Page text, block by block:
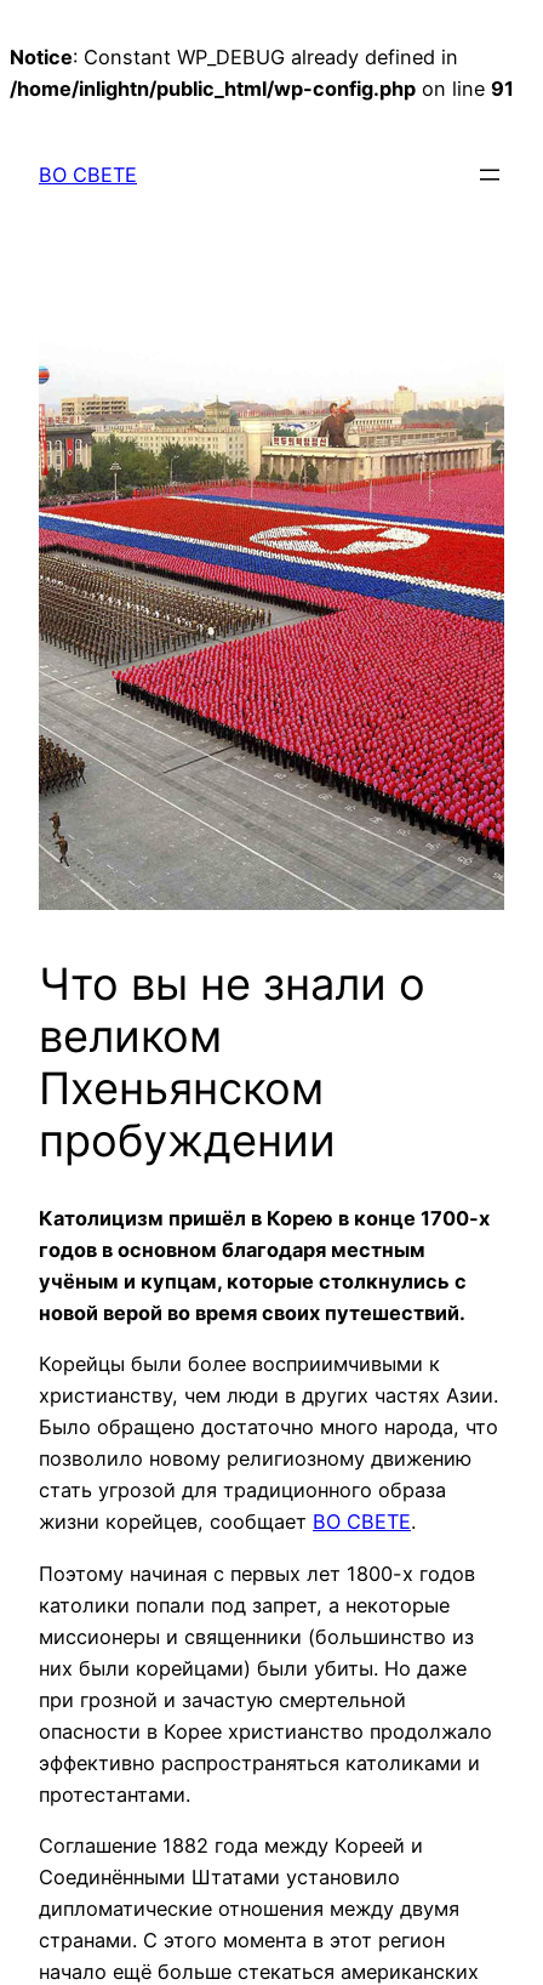
Notice: Constant WP_DEBUG already defined in
/home/inlightn/public_html/wp-config.php on line 91
содержимому
ВО СВЕТЕ
Что вы не знали о
великом
Пхеньянском
пробуждении
Католицизм пришёл в Корею в конце 1700-х
годов в основном благодаря местным
учёным и купцам, которые столкнулись с
новой верой во время своих путешествий.
Корейцы были более восприимчивыми к
христианству, чем люди в других частях Азии.
Было обращено достаточно много народа, что
позволило новому религиозному движению
стать угрозой для традиционного образа
жизни корейцев, сообщает ВО СВЕТЕ.
Поэтому начиная с первых лет 1800-х годов
католики попали под запрет, а некоторые
миссионеры и священники (большинство из
них были корейцами) были убиты. Но даже
при грозной и зачастую смертельной
опасности в Корее христианство продолжало
эффективно распространяться католиками и
протестантами.
Соглашение 1882 года между Кореей и
Соединёнными Штатами установило
дипломатические отношения между двумя
странами. С этого момента в этот регион
начало ещё больше стекаться американских